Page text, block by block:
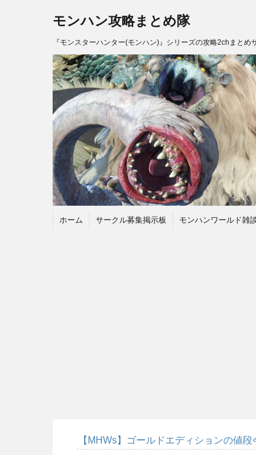
モンハン攻略まとめ隊
『モンスターハンター(モンハン)』シリーズの攻略2chまとめ
ホーム サークル募集掲示板 モンハンワールド雑
【MHWs】ゴールドエディションの値